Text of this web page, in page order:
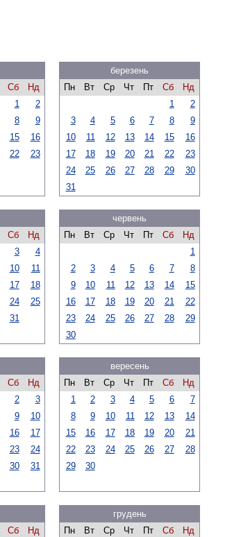
Сб
Нд
1
2
8
9
15
16
22
23
березень
Пн
Вт Ср Чт Пт Сб
Нд
1
2
3
4 5 6 7 8
9
10
11 12 13 14 15
16
17
18 19 20 21 22
23
24
25 26 27 28 29
30
31
Сб
Нд
3
4
10
11
17
18
24
25
31
червень
Пн
Вт Ср Чт Пт Сб
Нд
1
2
3 4 5 6 7
8
9
10 11 12 13 14
15
16
17 18 19 20 21
22
23
24 25 26 27 28
29
30
Сб
Нд
2
3
9
10
16
17
23
24
30 31
вересень
Пн
Вт Ср Чт Пт Сб
Нд
1
2 3 4 5 6
7
8
9 10 11 12 13
14
15
16 17 18 19 20
21
22
23 24 25 26 27
28
29
30
Сб
Нд
грудень
Пн
Вт Ср Чт Пт Сб
Нд